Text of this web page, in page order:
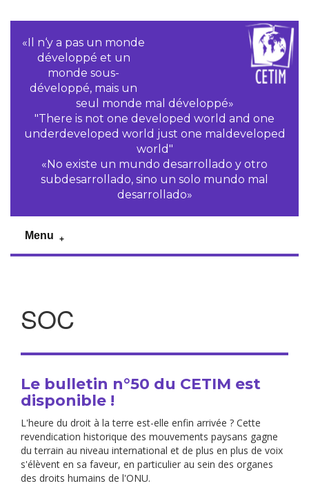
«Il n‘y a pas un monde
développé et un
monde sous-
développé, mais un
seul monde mal développé»
"There is not one developed world and one
underdeveloped world just one maldeveloped
world"
«No existe un mundo desarrollado y otro
subdesarrollado, sino un solo mundo mal
desarrollado»
Menu
SOC
Le bulletin n°50 du CETIM est
disponible !
L'heure du droit à la terre est-elle enfin arrivée ? Cette
revendication historique des mouvements paysans gagne
du terrain au niveau international et de plus en plus de voix
s'élèvent en sa faveur, en particulier au sein des organes
des droits humains de l'ONU.